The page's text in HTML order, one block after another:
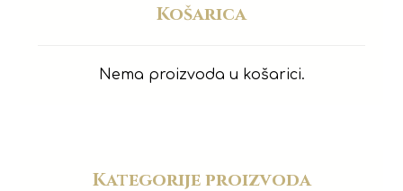
Košarica
Nema proizvoda u košarici.
Kategorije proizvoda